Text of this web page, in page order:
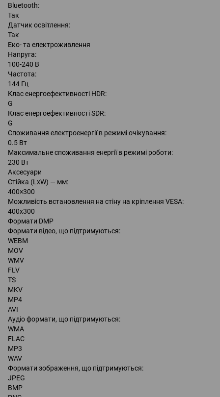
Bluetooth:
Так
Датчик освітлення:
Так
Еко- та електроживлення
Напруга:
100-240 B
Частота:
144 Гц
Клас енергоефективності HDR:
G
Клас енергоефективності SDR:
G
Споживання електроенергії в режимі очікування:
0.5 Вт
Максимальне споживання енергії в режимі роботи:
230 Вт
Аксесуари
Стійка (LxW) — мм:
400×300
Можливість встановлення на стіну на кріплення VESA:
400x300
Формати DMP
Формати відео, що підтримуються:
WEBM
MOV
WMV
FLV
TS
MKV
MP4
AVI
Аудіо формати, що підтримуються:
WMA
FLAC
MP3
WAV
Формати зображення, що підтримуються:
JPEG
BMP